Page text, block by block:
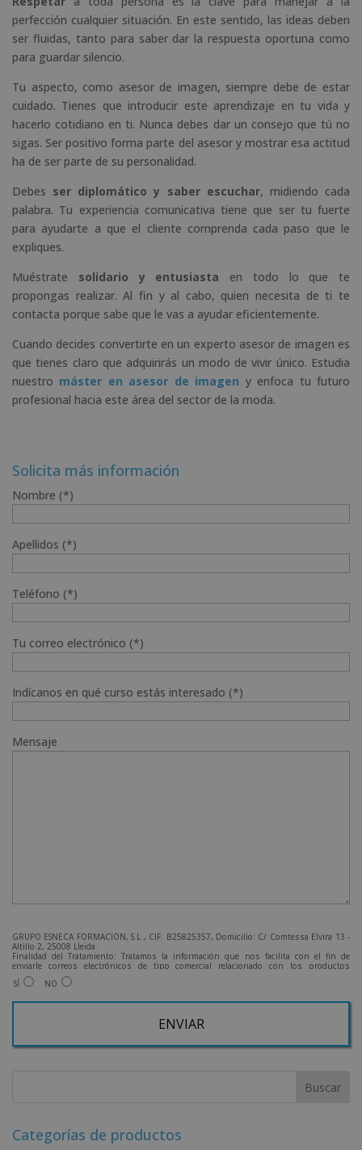
perfección cualquier situación. En este sentido, las ideas deben
ser fluidas, tanto para saber dar la respuesta oportuna como
para guardar silencio.
Tu aspecto, como asesor de imagen, siempre debe de estar
cuidado. Tienes que introducir este aprendizaje en tu vida y
hacerlo cotidiano en ti. Nunca debes dar un consejo que tú no
sigas. Ser positivo forma parte del asesor y mostrar esa actitud
ha de ser parte de su personalidad.
Debes ser diplomático y saber escuchar, midiendo cada
palabra. Tu experiencia comunicativa tiene que ser tu fuerte
para ayudarte a que el cliente comprenda cada paso que le
expliques.
Muéstrate solidario y entusiasta en todo lo que te
propongas realizar. Al fin y al cabo, quien necesita de ti te
contacta porque sabe que le vas a ayudar eficientemente.
Cuando decides convertirte en un experto asesor de imagen es
que tienes claro que adquirirás un modo de vivir único. Estudia
nuestro máster en asesor de imagen y enfoca tu futuro
profesional hacia este área del sector de la moda.
Solicita más información
Nombre (*)
Apellidos (*)
Teléfono (*)
Tu correo electrónico (*)
Indícanos en qué curso estás interesado (*)
Mensaje
GRUPO ESNECA FORMACIÓN, S.L , CIF: B25825357, Domicilio: C/ Comtessa Elvira 13 -
Altillo 2, 25008 Lleida.
Finalidad del Tratamiento: Tratamos la información que nos facilita con el fin de
enviarle correos electrónicos de tipo comercial relacionado con los productos
ofrecidos y otros tipo de productos que fueran de su interés.
Legitimación del tratamiento: Consentimiento del interesado.
a la dirección admin@grupoesneca.com.
Desea recibir información comercial (vía telefónica y/o email):
SÍ NO
rCategorías de productos